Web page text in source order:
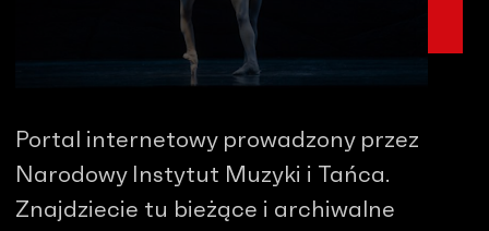
Portal internetowy prowadzony przez
Narodowy Instytut Muzyki i Tańca.
Znajdziecie tu bieżące i archiwalne